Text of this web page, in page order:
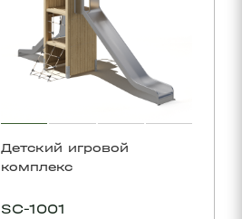
Детский игровой
комплекс
SC-1001